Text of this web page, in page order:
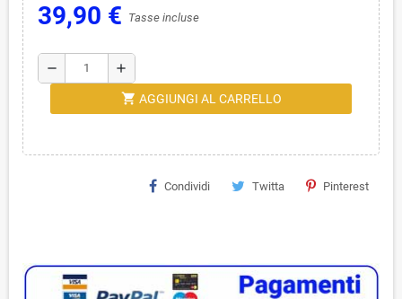
39,90 € Tasse incluse
remove add
shopping_cart AGGIUNGI AL CARRELLO
Condividi Twitta Pinterest